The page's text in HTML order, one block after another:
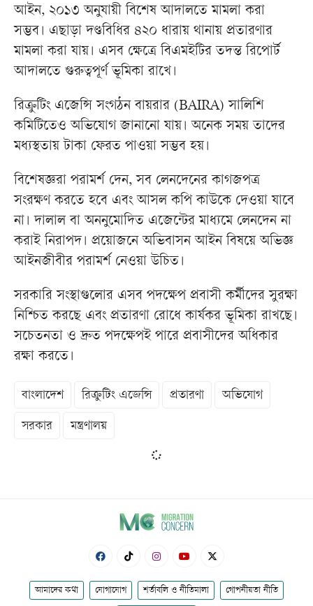
আইন, ২০১৩ অনুযায়ী বিশেষ আদালতে মামলা করা
সম্ভব। এছাড়া দণ্ডবিধির ৪২০ ধারায় থানায় প্রতারণার
মামলা করা যায়। এসব ক্ষেত্রে বিএমইটির তদন্ত রিপোর্ট
আদালতে গুরুত্বপূর্ণ ভূমিকা রাখে।
রিক্রুটিং এজেন্সি সংগঠন বায়রার (BAIRA) সালিশি
কমিটিতেও অভিযোগ জানানো যায়। অনেক সময় তাদের
মধ্যস্থতায় টাকা ফেরত পাওয়া সম্ভব হয়।
বিশেষজ্ঞরা পরামর্শ দেন, সব লেনদেনের কাগজপত্র
সংরক্ষণ করতে হবে এবং আসল কপি কাউকে দেওয়া যাবে
না। দালাল বা অননুমোদিত এজেন্টের মাধ্যমে লেনদেন না
করাই নিরাপদ। প্রয়োজনে অভিবাসন আইন বিষয়ে অভিজ্ঞ
আইনজীবীর পরামর্শ নেওয়া উচিত।
সরকারি সংস্থাগুলোর এসব পদক্ষেপ প্রবাসী কর্মীদের সুরক্ষা
নিশ্চিত করছে এবং প্রতারণা রোধে কার্যকর ভূমিকা রাখছে।
সচেতনতা ও দ্রুত পদক্ষেপই পারে প্রবাসীদের অধিকার
রক্ষা করতে।
বাংলাদেশ রিক্রুটিং এজেন্সি প্রতারণা অভিযোগ
সরকার মন্ত্রণালয়
আমাদের কথা যোগাযোগ শর্তাবলি ও নীতিমালা গোপনীয়তা নীতি